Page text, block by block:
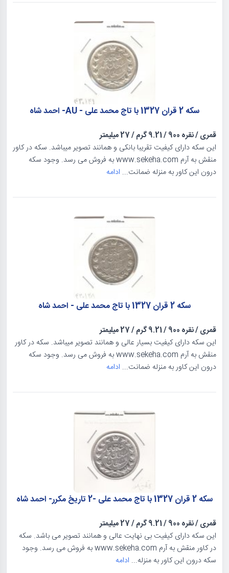
سکه 2 قران 1327 با تاج محمد علی - AU- احمد شاه
قمری/نقره 900 /9.21 گرم /27 میلیمتر
این سکه دارای کیفیت تقریبا بانکی و همانند تصویر میباشد. سکه در کاور
منقش به آرم www.sekeha.com به فروش می رسد. وجود سکه
درون این کاور به منزله ضمانت... ادامه
سکه 2 قران 1327 با تاج محمد علی - احمد شاه
قمری/نقره 900 /9.21 گرم /27 میلیمتر
این سکه دارای کیفیت بسیار عالی و همانند تصویر میباشد. سکه در کاور
منقش به آرم www.sekeha.com به فروش می رسد. وجود سکه
درون این کاور به منزله ضمانت... ادامه
سکه 2 قران 1327 با تاج محمد علی -2 تاریخ مکرر- احمد شاه
قمری/نقره 900 /9.21 گرم /27 میلیمتر
این سکه دارای کیفیت بی نهایت عالی و همانند تصویر می باشد. سکه
در کاور منقش به آرم www.sekeha.com به فروش می رسد. وجود
سکه درون این کاور به منزله... ادامه